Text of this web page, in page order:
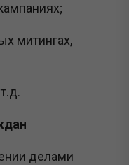
митингах,
делами